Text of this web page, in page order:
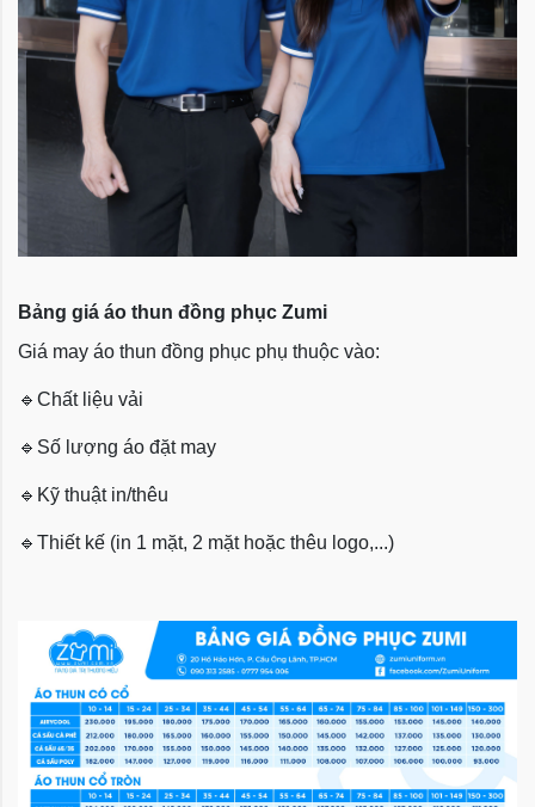
Bảng giá áo thun đồng phục Zumi
Giá may áo thun đồng phục phụ thuộc vào:
🔹 Chất liệu vải
🔹 Số lượng áo đặt may
🔹 Kỹ thuật in/thêu
🔹 Thiết kế (in 1 mặt, 2 mặt hoặc thêu logo,...)